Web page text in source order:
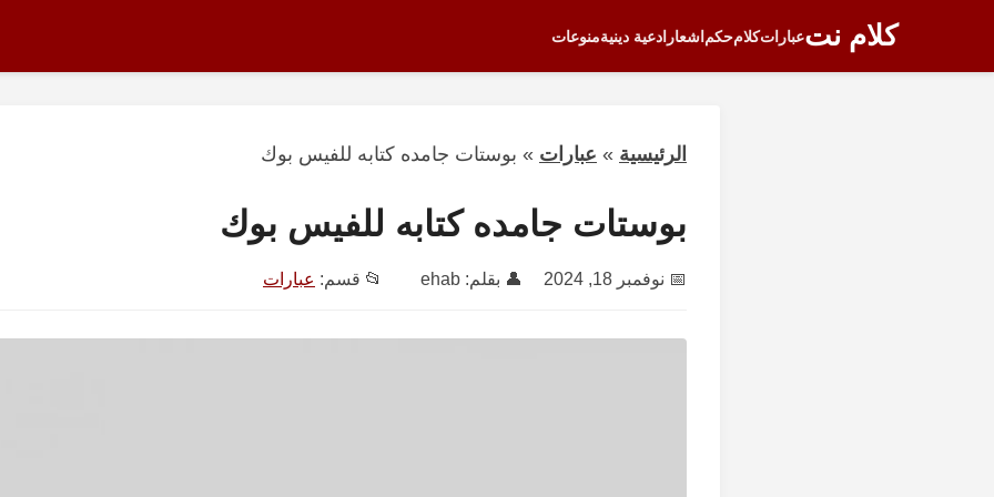
كلام نتعباراتكلامحكم اشعار ادعية دينيةمنوعات
الرئيسية » عبارات » بوستات جامده كتابه للفيس بوك
بوستات جامده كتابه للفيس بوك
📅 نوفمبر 18, 2024 👤 بقلم: ehab 📂 قسم: عبارات